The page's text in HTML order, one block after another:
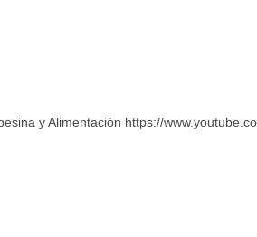
y Alimentación https://